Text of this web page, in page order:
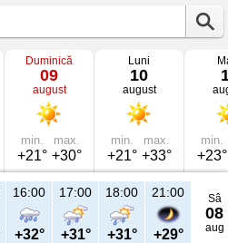
Duminică
09
august
min.
+21°
max.
+30°
Luni
10
august
min.
+21°
max.
+33°
min.
+23°
16:00
+32°
17:00
+31°
18:00
+31°
21:00
+29°
Sâ
08
aug